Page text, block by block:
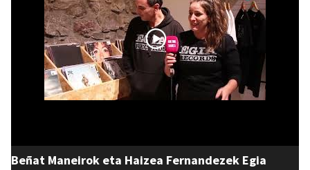
Beñat Maneirok eta Haizea Fernandezek Egia